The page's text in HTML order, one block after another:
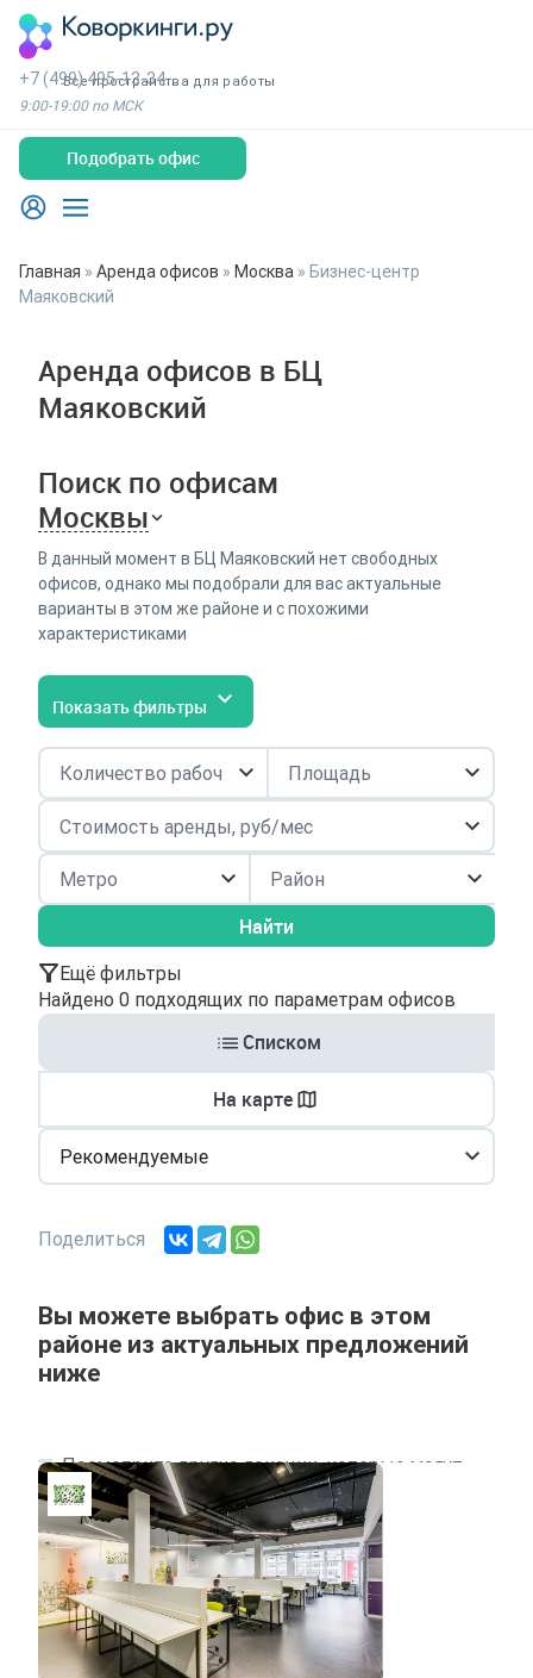
Все пространства для работы
+7 (499) 495-13-34
9:00-19:00 по МСК
Подобрать офис
Главная » Аренда офисов » Москва » Бизнес-центр
Маяковский
Аренда офисов в БЦ
Маяковский
Поиск по офисам
Москвы
В данный момент в БЦ Маяковский нет свободных
офисов, однако мы подобрали для вас актуальные
варианты в этом же районе и с похожими
характеристиками
Показать фильтры
Район
Найти
Ещё фильтры
Найдено 0 подходящих по параметрам офисов
Списком
На карте
Рекомендуемые
Поделиться
Вы можете выбрать офис в этом
районе из актуальных предложений
ниже
Посмотрите другие локации, которые могут
подходить под ваш запрос